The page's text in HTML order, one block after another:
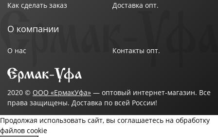
Как сделать заказ Доставка опт.
О компании
О нас Контакты опт.
2020 © ООО «ЕрмакУфа» — оптовый интернет-магазин. Все
права защищены. Доставка по всей России!
Продолжая использовать сайт, вы соглашаетесь на обработку
файлов cookie